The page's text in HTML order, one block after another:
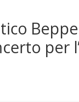
per